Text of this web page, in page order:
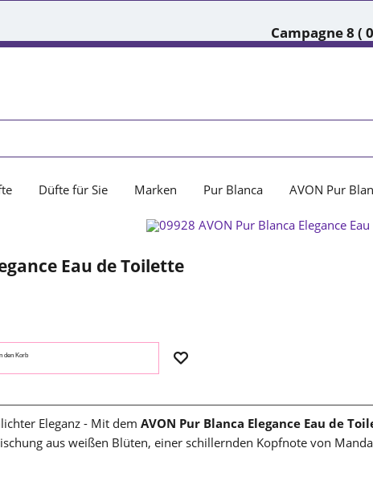
Campagne 8 (
Düfte für Sie Marken Pur Blanca AVON Pur
Eau de Toilette
In den Korb
Eleganz - Mit dem AVON Pur Blanca Elegance Eau de
aus weißen Blüten, einer schillernden Kopfnote von